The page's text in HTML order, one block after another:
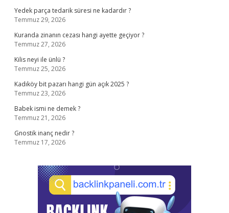
Yedek parça tedarik süresi ne kadardır ?
Temmuz 29, 2026
Kuranda zinanın cezası hangi ayette geçiyor ?
Temmuz 27, 2026
Kilis neyi ile ünlü ?
Temmuz 25, 2026
Kadıköy bit pazarı hangi gün açık 2025 ?
Temmuz 23, 2026
Babek ismi ne demek ?
Temmuz 21, 2026
Gnostik inanç nedir ?
Temmuz 17, 2026